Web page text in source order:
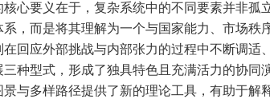
心要义在于，复杂系统中的不同要素并非
，而是将其理解为一个与国家能力、市场
回应外部挑战与内部张力的过程中不断调
种型式，形成了独具特色且充满活力的协
与多样路径提供了新的理论工具，有助于解